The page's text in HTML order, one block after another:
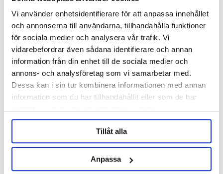
Vi använder enhetsidentifierare för att anpassa innehållet
och annonserna till användarna, tillhandahålla funktioner
för sociala medier och analysera vår trafik. Vi
vidarebefordrar även sådana identifierare och annan
information från din enhet till de sociala medier och
annons- och analysföretag som vi samarbetar med.
Dessa kan i sin tur kombinera informationen med annan
information som du har tillhandahållit eller som de har
Tillåt alla
Anpassa
BESTMALZ
Krossad BEST Pilsen Malt
Helpall 600 kg
Viking Malt
Krossad Pale Ale Malt Helpall
500 kg